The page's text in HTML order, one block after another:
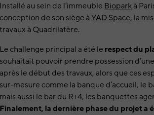
Installé au sein de l’immeuble Bioparkà
conception de son siège àYAD Space, la
travaux à Quadrilatère.
Le challenge principal a été le respect du
souhaitait pouvoir prendre possession
après le début des travaux, alors que ces
sur-mesure comme la banque d’accueil, le
mais aussi le bar du R+4, les banquettes
Finalement, la dernière phase du projet a